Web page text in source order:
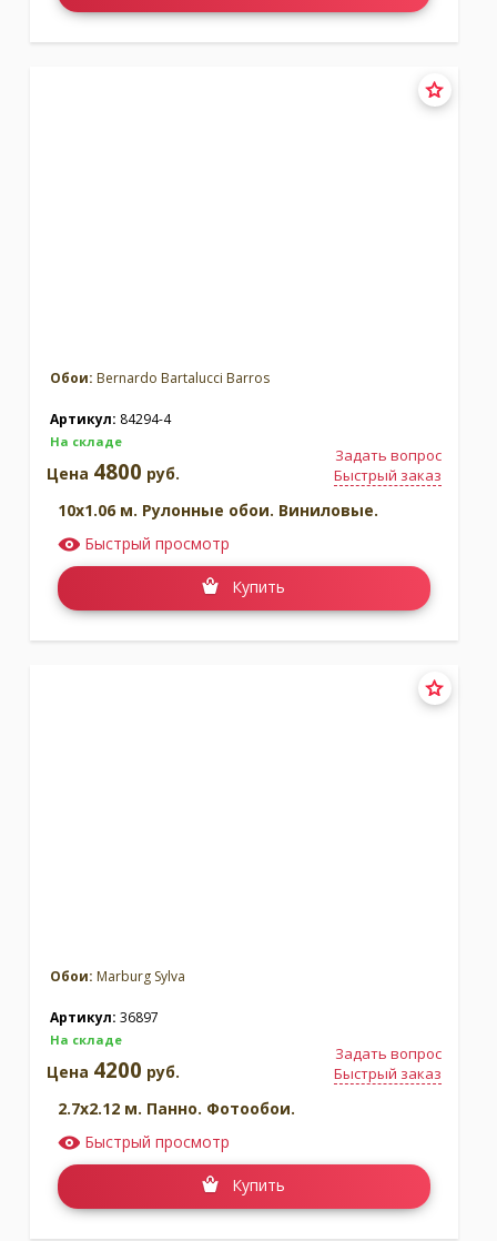
Обои: Bernardo Bartalucci Barros
Артикул: 84294-4
На складе
Задать вопрос
Быстрый заказ
Цена 4800 руб.
10x1.06 м. Рулонные обои. Виниловые.
Быстрый просмотр
Купить
Обои: Marburg Sylva
Артикул: 36897
На складе
Задать вопрос
Быстрый заказ
Цена 4200 руб.
2.7x2.12 м. Панно. Фотообои.
Быстрый просмотр
Купить